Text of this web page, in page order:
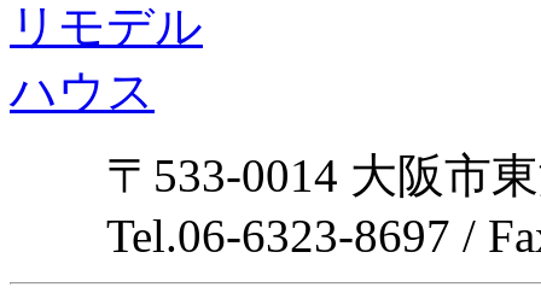
〒533-0014 大阪市
Tel.06-6323-8697 /